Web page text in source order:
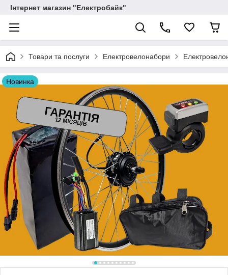
Інтернет магазин "Електробайк"
Товари та послуги Електровелонабори
Новинка